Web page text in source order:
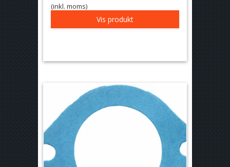
(inkl. moms)
Vis produkt